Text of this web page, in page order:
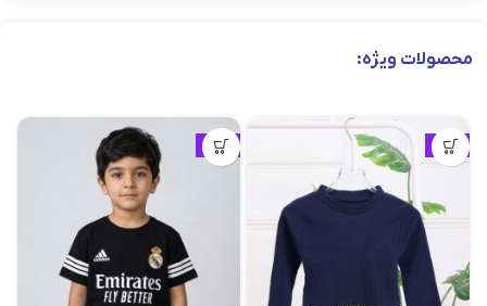
محصولات ویژه:
ویژه ویژه